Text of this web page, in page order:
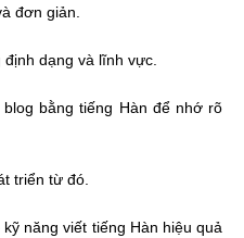
đơn giản.
dạng và lĩnh vực.
bằng tiếng Hàn để nhớ rõ
triển từ đó.
năng viết tiếng Hàn hiệu quả